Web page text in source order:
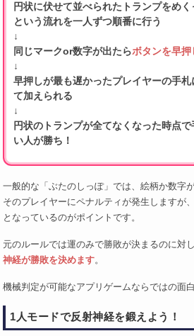
円状に伏せて並べられたトランプをめ
という流れを一人ずつ順番に行う
↓
同じマークor数字が出たらボタンを早押
↓
早押しが最も遅かったプレイヤーの手
て加えられる
↓
円状のトランプが全てなくなった時点
い人が勝ち！
一般的な「ぶたのしっぽ」では、絵柄か数字
そのプレイヤーにペナルティが発生しますが
となっているのがポイントです。
元のルールでは運のみで勝敗が決まるのに対
神経が勝敗を決めます。
機械判定が可能なアプリゲームならではの面
1人モードで反射神経を鍛えよう！